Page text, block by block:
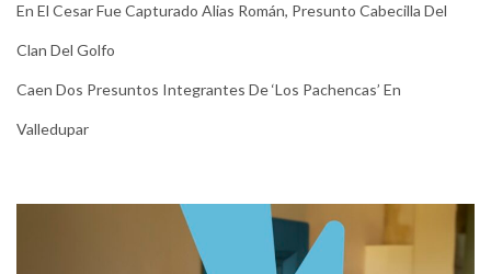
En El Cesar Fue Capturado Alias Román, Presunto Cabecilla Del
Clan Del Golfo
Caen Dos Presuntos Integrantes De ‘Los Pachencas’ En
Valledupar